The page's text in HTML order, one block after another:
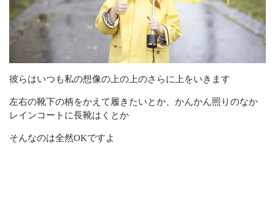
彼らはいつも私の想像の上の上のさらに上をいきます
左右の靴下の柄をかえて履きたいとか、かんかん照りのなか
レインコートに長靴はくとか
そんなのは全然OKですよ